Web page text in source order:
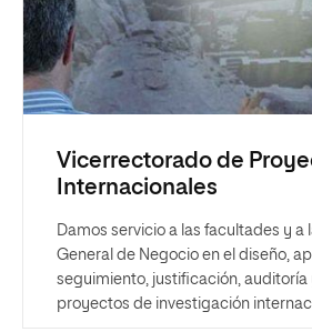
Vicerrectorado de
Internacionales
Damos servicio a las facultades y a
General de Negocio en el diseño,
seguimiento, justificación,
proyectos de investigación